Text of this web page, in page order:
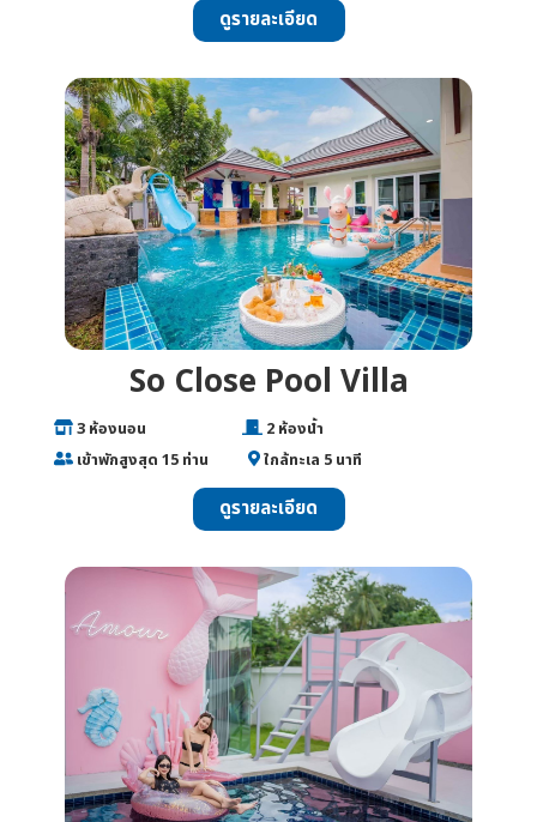
ดูรายละเอียด
So Close Pool Villa
3 ห้องนอน ________________
2 ห้องน้ำ
เข้าพักสูงสุด 15 ท่าน ______ ใกล้ทะเล 5 นาที
ดูรายละเอียด